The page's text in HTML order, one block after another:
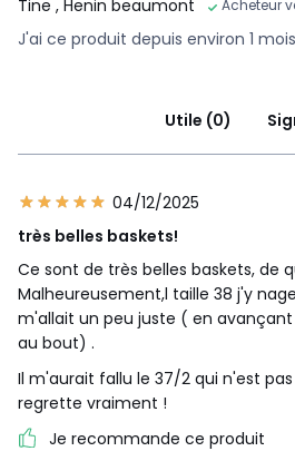
Tine , Henin beaumont Acheteur
J'ai ce produit depuis environ 1 mois
Utile (0)
04/12/2025
très belles baskets!
Ce sont de très belles baskets, de
Malheureusement,l taille 38 j'y
m'allait un peu juste ( en
au bout) .
Il m'aurait fallu le 37/2 qui n'est pas
regrette vraiment !
Je recommande ce produit